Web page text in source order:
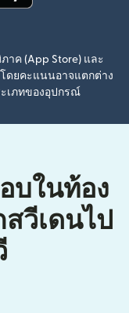
ค (App Store) และ
ดยคะแนนอาจแตกต่าง
เภทของอุปกรณ์
บในท้อง
วีเดนไป